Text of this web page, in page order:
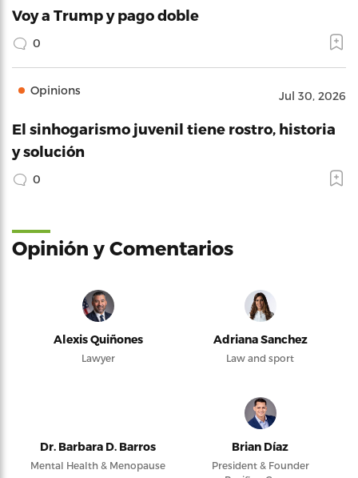
Voy a Trump y pago doble
0
Opinions Jul 30, 2026
El sinhogarismo juvenil tiene rostro, historia
y solución
0
Opinión y Comentarios
Alexis Quiñones
Lawyer
Adriana Sanchez
Law and sport
Dr. Barbara D. Barros
Mental Health & Menopause
Brian Díaz
President & Founder